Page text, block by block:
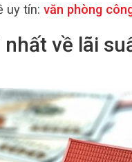
uy tín: văn phòng
về lãi